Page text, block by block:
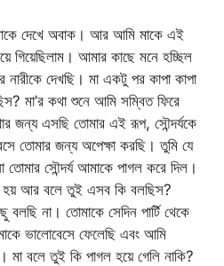
দেখে অবাক। আর আমি মাকে এই
গিয়েছিলাম। আমার কাছে মনে হচ্ছিল
দেখছি। মা একটু পর কাপা কাপা
মা’র কথা শুনে আমি সম্বিত ফিরে
জন্য এসছি তোমার এই রূপ, সৌন্দর্যকে
তোমার জন্য অপেক্ষা করছি। তুমি যে
সৌন্দর্য আমাকে পাগল করে দিল।
হয় আর বলে তুই এসব কি বলছিস?
না। তোমাকে সেদিন পার্টি থেকে
ভালোবেসে ফেলেছি এবং আমি
মা বলে তুই কি পাগল হয়ে গেলি নাকি?